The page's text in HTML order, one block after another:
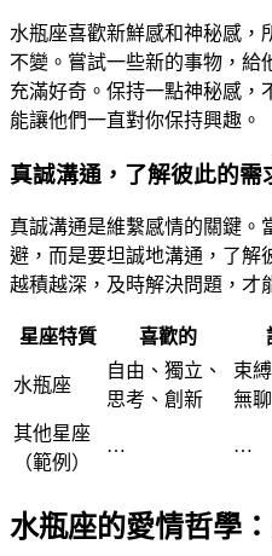
水瓶座喜歡新鮮感和神秘感，
不變。嘗試一些新的事物，給
充滿好奇。保持一點神秘感，
能讓他們一直對你保持興趣。
真誠溝通，了解彼此的需
真誠溝通是維繫感情的關鍵。
避，而是要坦誠地溝通，了解
越積越深，及時解決問題，才
星座特質 喜歡的
水瓶座
自由、獨立、
思考、創新
束
無
其他星座
（範例）
… …
水瓶座的愛情哲學